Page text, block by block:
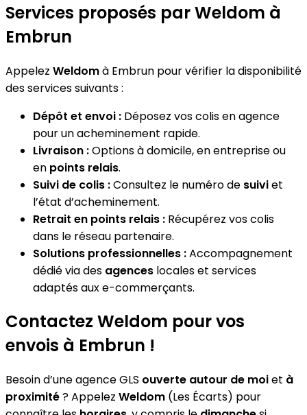
Services proposés par Weldom à
Embrun
Appelez Weldomà Embrun pour vérifier la disponibilité
des services suivants :
Dépôt et envoi : Déposez vos colis en agence
pour un acheminement rapide.
Livraison :Options à domicile, en entreprise ou
en points relais.
Suivi de colis :Consultez le numéro de suiviet
l’état d’acheminement.
Retrait en points relais : Récupérez vos colis
dans le réseau partenaire.
Solutions professionnelles :Accompagnement
dédié via des agences locales et services
adaptés aux e-commerçants.
Contactez Weldom pour vos
envois à Embrun !
Besoin d’une agence GLS ouverte autour de moiet à
proximité? Appelez Weldom (Les Écarts) pour